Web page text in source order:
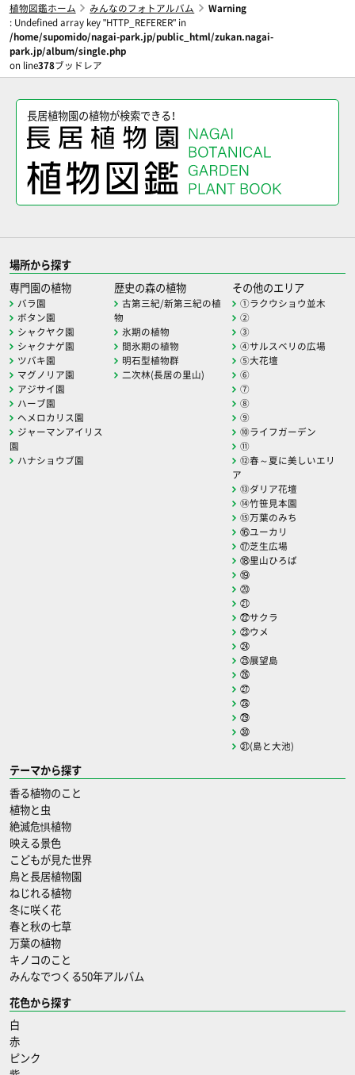
植物図鑑ホーム みんなのフォトアルバム
Warning
: Undefined array key "HTTP_REFERER" in
/home/supomido/nagai-park.jp/public_html/zukan.nagai-
park.jp/album/single.php
on line378ブッドレア
長居植物園の植物が検索できる！
場所から探す
専門園の植物
バラ園
ボタン園
シャクヤク園
シャクナゲ園
ツバキ園
マグノリア園
アジサイ園
ハーブ園
ヘメロカリス園
ジャーマンアイリス
園
ハナショウブ園
歴史の森の植物
古第三紀/新第三紀の植
物
氷期の植物
間氷期の植物
明石型植物群
二次林(長居の里山)
その他のエリア
①ラクウショウ並木
②
③
④サルスベリの広場
⑤大花壇
⑥
⑦
⑧
⑨
⑩ライフガーデン
⑪
⑫春～夏に美しいエリ
ア
⑬ダリア花壇
⑭竹笹見本園
⑮万葉のみち
⑯ユーカリ
⑰芝生広場
⑱里山ひろば
⑲
⑳
㉑
㉒サクラ
㉓ウメ
㉔
㉕展望島
㉖
㉗
㉘
㉙
㉚
㉛(島と大池)
テーマから探す
香る植物のこと
植物と虫
絶滅危惧植物
映える景色
こどもが見た世界
鳥と長居植物園
ねじれる植物
冬に咲く花
春と秋の七草
万葉の植物
キノコのこと
みんなでつくる50年アルバム
花色から探す
白
赤
ピンク